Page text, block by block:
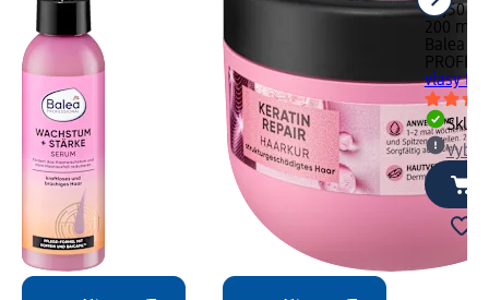
55,50 Kč
200 ml
Balea
vlasy